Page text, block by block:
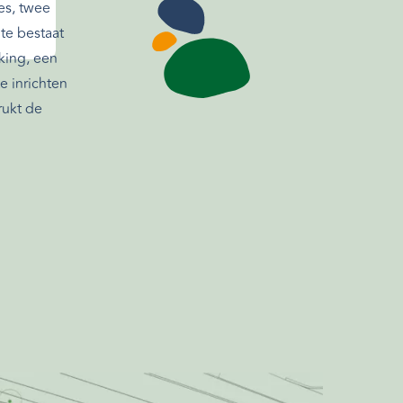
twee
bestaat
een
inrichten
de